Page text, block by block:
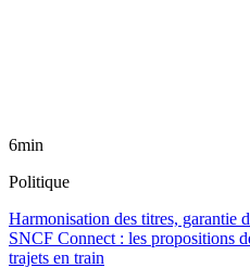
6min
Politique
Harmonisation des titres, garantie
SNCF Connect : les propositions
trajets en train